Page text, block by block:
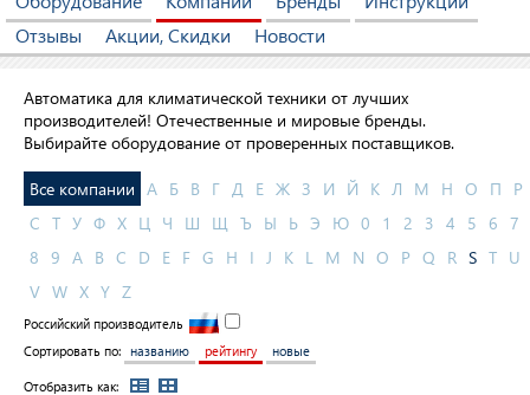
Отзывы
Акции, Скидки Новости
Автоматика для климатической техники от лучших
производителей! Отечественные и мировые бренды.
Выбирайте оборудование от проверенных поставщиков.
Все компании А Б В Г Д Е Ж З И Й К Л М Н О П
Р
С Т У Ф Х Ц Ч Ш Щ Ъ Ы Ь Э Ю 0 1 2 3 4 5 6 7
8 9 A B C D E F G H I J K L M N O P Q R S T U
V W X Y Z
Российский производитель
Сортировать по:
названию рейтингу новые
Отобразить как: